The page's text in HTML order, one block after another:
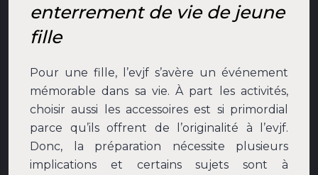
enterrement de vie de jeune
fille
Pour une fille, l’evjf s’avère un événement
mémorable dans sa vie. À part les activités,
choisir aussi les accessoires est si primordial
parce qu’ils offrent de l’originalité à l’evjf.
Donc, la préparation nécessite plusieurs
implications et certains sujets sont à